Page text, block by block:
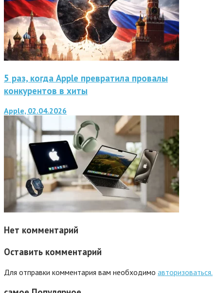
5 раз, когда Apple превратила провалы
конкурентов в хиты
Apple, 02.04.2026
Нет комментарий
Оставить комментарий
Для отправки комментария вам необходимо авторизоваться.